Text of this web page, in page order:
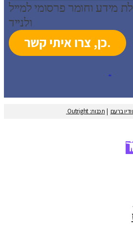
מידע וחומר פרסומי למייל
ולנייד
ברעם | תכנות: Outright